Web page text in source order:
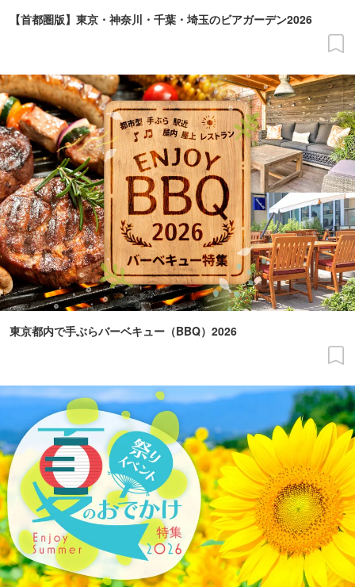
【首都圏版】東京・神奈川・千葉・埼玉のビアガーデン2026
東京都内で手ぶらバーベキュー（BBQ）2026